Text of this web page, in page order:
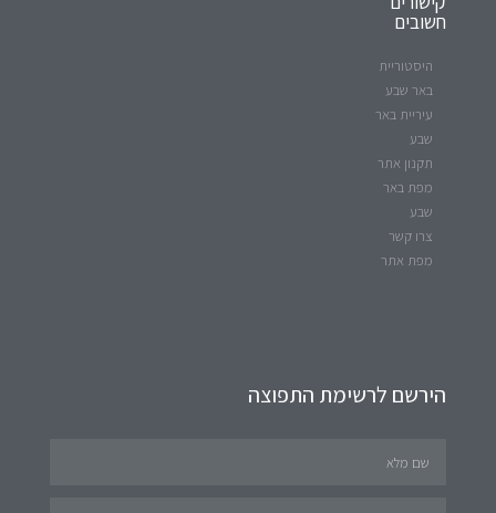
חשובים
היסטוריית
באר שבע
עיריית באר
שבע
תקנון אתר
מפת באר
שבע
צרו קשר
מפת אתר
הירשם לרשימת התפוצה